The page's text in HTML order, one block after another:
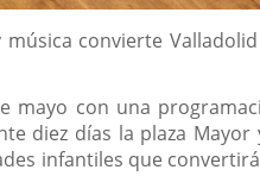
convierte
mayo con una
diez días la plaza
infantiles que